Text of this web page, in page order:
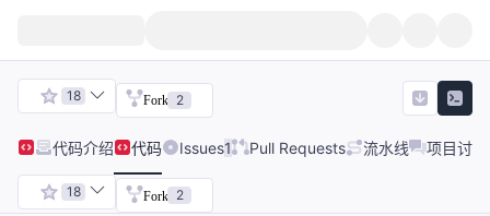
18 Fork 2
代码介绍 代码 Issues1 Pull Requests 流水线 项目讨论
18 Fork 2